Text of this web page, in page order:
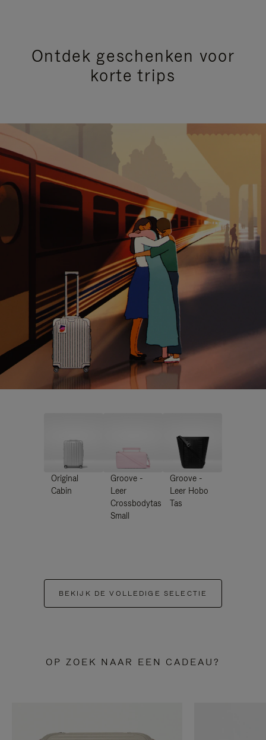
Ontdek geschenken voor
korte trips
Original
Cabin
Groove -
Leer
Crossbodytas
Small
Groove -
Leer Hobo
Tas
BEKIJK DE VOLLEDIGE SELECTIE
OP ZOEK NAAR EEN CADEAU?